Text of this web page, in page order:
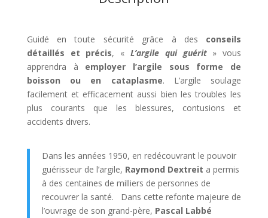
Guidé en toute sécurité grâce à des conseils
détaillés et précis, «L’argile qui guérit» vous
apprendra à employer l’argile sous forme de
boisson ou en cataplasme. L’argile soulage
facilement et efficacement aussi bien les troubles les
plus courants que les blessures, contusions et
accidents divers.
Dans les années 1950, en redécouvrant le pouvoir
guérisseur de l’argile, Raymond Dextreit a permis
à des centaines de milliers de personnes de
recouvrer la santé. Dans cette refonte majeure de
l’ouvrage de son grand-père, Pascal Labbé